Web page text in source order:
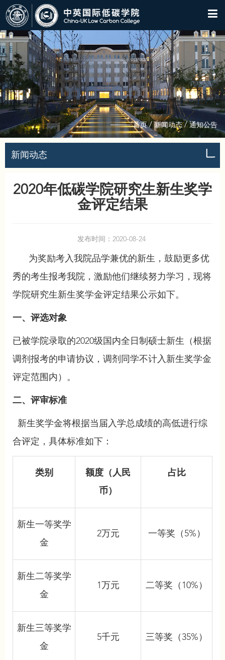
首页/新闻动态/ 通知公告
新闻动态
2020年低碳学院研究生新生奖学
金评定结果
发布时间：2020-08-24
为奖励考入我院品学兼优的新生，鼓励更多优
秀的考生报考我院，激励他们继续努力学习，现将
学院研究生新生奖学金评定结果公示如下。
一、评选对象
已被学院录取的2020级国内全日制硕士新生（根据
调剂报考的申请协议，调剂同学不计入新生奖学金
评定范围内）。
二、评审标准
新生奖学金将根据当届入学总成绩的高低进行综
合评定，具体标准如下：
类别
额度（人民
币）
占比
新生一等奖学
金
2万元 一等奖（5%）
新生二等奖学
金
1万元 二等奖（10%）
新生三等奖学
金
5千元 三等奖（35%）